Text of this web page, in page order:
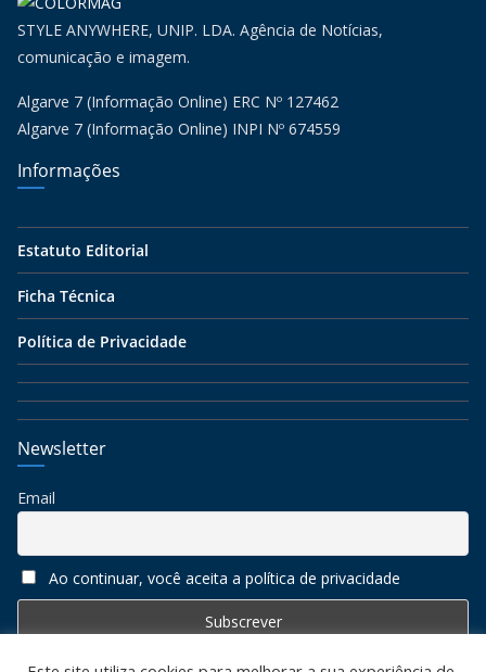
STYLE ANYWHERE, UNIP. LDA. Agência de Notícias,
comunicação e imagem.
Algarve 7 (Informação Online) ERC Nº 127462
Algarve 7 (Informação Online) INPI Nº 674559
Informações
Estatuto Editorial
Ficha Técnica
Política de Privacidade
Newsletter
Email
Ao continuar, você aceita a política de privacidade